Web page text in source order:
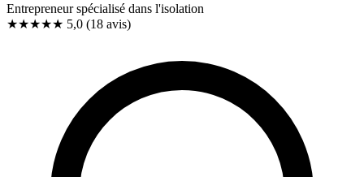
Entrepreneur spécialisé dans l'isolation
★★★★★ 5,0 (18 avis)